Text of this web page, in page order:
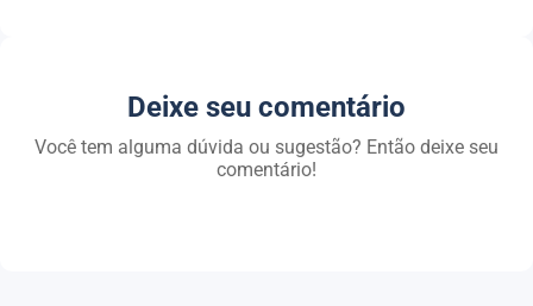
Deixe seu comentário
Você tem alguma dúvida ou sugestão? Então deixe seu
comentário!